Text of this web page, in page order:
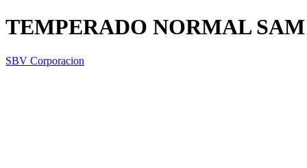
TEMPERADO NORMAL SAM
SBV Corporacion